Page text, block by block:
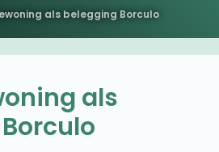
als belegging Borculo
als